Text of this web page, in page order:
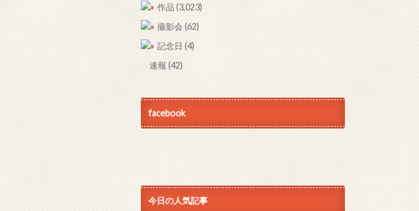
作品 (3,023)
撮影会 (62)
記念日 (4)
速報 (42)
facebook
今日の人気記事